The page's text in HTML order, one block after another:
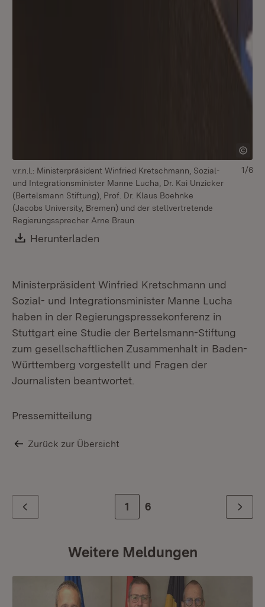
v.r.n.l.: Ministerpräsident Winfried Kretschmann, Sozial-
und Integrationsminister Manne Lucha, Dr. Kai Unzicker
(Bertelsmann Stiftung), Prof. Dr. Klaus Boehnke
(Jacobs University, Bremen) und der stellvertretende
Regierungssprecher Arne Braun
Download:
Herunterladen
1/6
Ministerpräsident Winfried Kretschmann und
Sozial- und Integrationsminister Manne Lucha
haben in der Regierungspressekonferenz in
Stuttgart eine Studie der Bertelsmann-Stiftung
zum gesellschaftlichen Zusammenhalt in Baden-
Württemberg vorgestellt und Fragen der
Journalisten beantwortet.
Pressemitteilung
Zurück zur Übersicht
Zur Seite
1 Zur letzten Seite
6 Weiter
Weitere Meldungen